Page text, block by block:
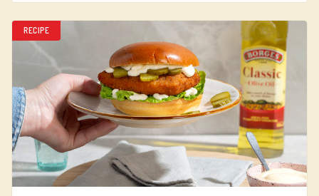
RECIPE